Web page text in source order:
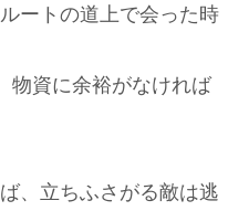
ートの道上で会った時
物資に余裕がなければ
、立ちふさがる敵は逃